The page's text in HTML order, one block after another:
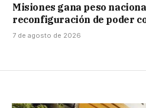
Misiones gana peso
reconfiguración de poder
7 de agosto de 2026